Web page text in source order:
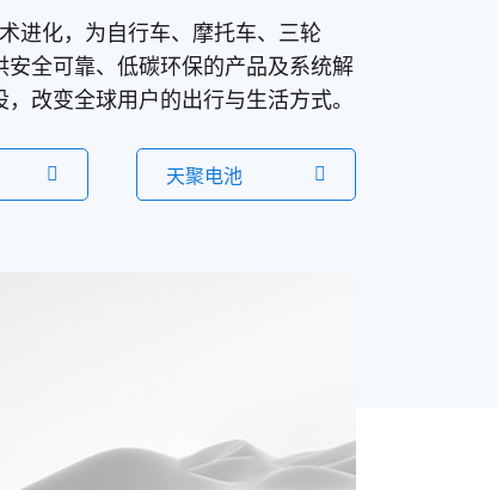
进化，为自行车、摩托车、三轮
全可靠、低碳环保的产品及系统解
改变全球用户的出行与生活方式。